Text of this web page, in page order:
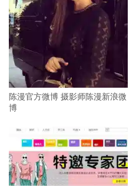
陈漫官方微博 摄影师陈漫新浪微
博